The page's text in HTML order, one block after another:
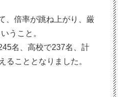
、倍率が跳ね上がり、厳
うこと。
名、高校で237名、計
ることとなりました。